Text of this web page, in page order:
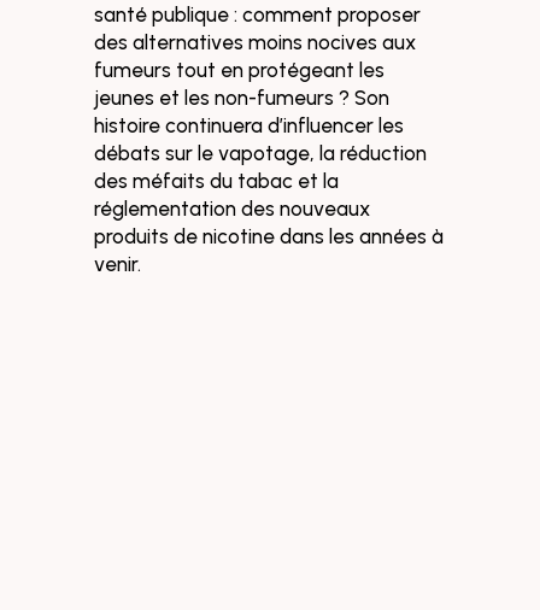
santé publique : comment proposer
des alternatives moins nocives aux
fumeurs tout en protégeant les
jeunes et les non-fumeurs ? Son
histoire continuera d’influencer les
débats sur le vapotage, la réduction
des méfaits du tabac et la
réglementation des nouveaux
produits de nicotine dans les années à
venir.